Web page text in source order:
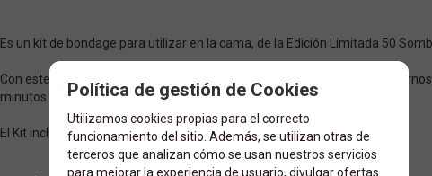
Es un kit de bondage para utilizar en la cama, de la Edición Limitada 50
Con este juego de rol, aplica la Ley de los deseos más profundos y por
minutos los papeles se invierten. ¿Quién es el verdadero maestro?.
El Kit incluye:
Política de gestión de Cookies
Utilizamos cookies propias para el correcto
funcionamiento del sitio. Además, se utilizan otras de
terceros que analizan cómo se usan nuestros servicios
para mejorar la experiencia de usuario, divulgar ofertas